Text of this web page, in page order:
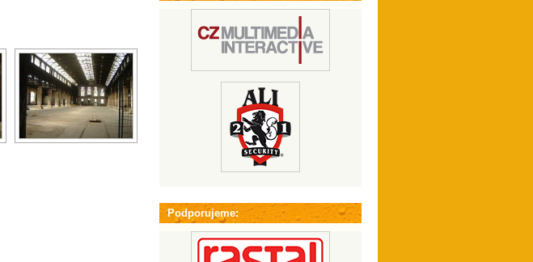
Podporujeme: